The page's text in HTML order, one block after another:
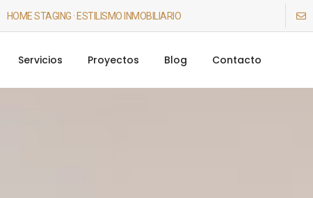
HOME STAGING · ESTILISMO INMOBILIARIO
Servicios Proyectos Blog Contacto